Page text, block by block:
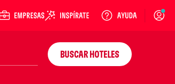
Login
BUSCAR HOTELES